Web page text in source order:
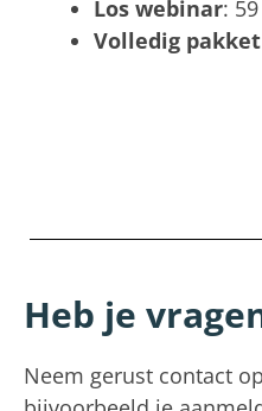
Los webinar:
Volledig
Heb je
Neem gerust contact